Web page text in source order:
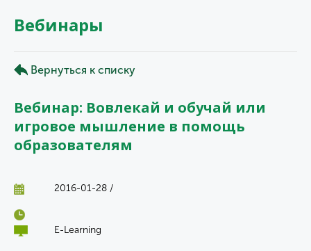
Вебинары
Вернуться к списку
Вебинар: Вовлекай и обучай или
игровое мышление в помощь
образователям
2016-01-28 /
E-Learning